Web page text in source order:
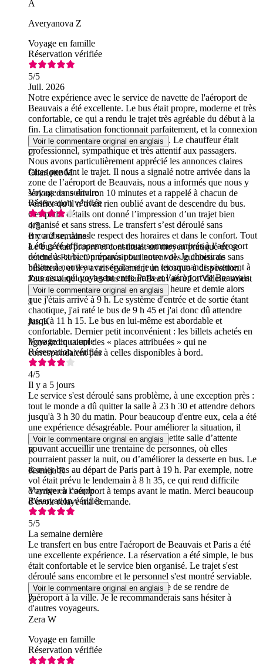
A
Averyanova Z
Voyage en famille
Réservation vérifiée
5/5
Juil. 2026
Notre expérience avec le service de navette de l'aéroport de
Beauvais a été excellente. Le bus était propre, moderne et très
confortable, ce qui a rendu le trajet très agréable du début à la
fin. La climatisation fonctionnait parfaitement, et la connexion
Wi-Fi gratuite à bord était un vrai plus. Le chauffeur était
professionnel, sympathique et très attentif aux passagers.
Nous avons particulièrement apprécié les annonces claires
faites pendant le trajet. Il nous a signalé notre arrivée dans la
zone de l’aéroport de Beauvais, nous a informés que nous y
serions dans environ 10 minutes et a rappelé à chacun de
vérifier qu’il n’avait rien oublié avant de descendre du bus.
Ces petits détails ont donné l’impression d’un trajet bien
organisé et sans stress. Le transfert s’est déroulé sans
encombre, dans le respect des horaires et dans le confort. Tout
a été géré efficacement, et nous sommes arrivés à l’aéroport
détendus et bien préparés pour notre vol. Je choisirais sans
hésiter à nouveau ce service et je le recommande vivement à
tous ceux qui voyagent entre Paris et l’aéroport de Beauvais.
Voir le commentaire original en anglais
C
Charlotte M
Voyage en solitaire
Réservation vérifiée
4/5
Il y a 2 semaines
Le bus était propre et constituait un moyen pratique de se
rendre à Paris. On trouvait facilement des guichets de
billetterie, et il y avait également un kiosque à disposition.
J'aurais aimé que les bus reliant Beauvais à La Villette soient
plus fréquents, car j'ai dû attendre une heure et demie alors
que j'étais arrivé à 9 h. Le système d'entrée et de sortie étant
chaotique, j'ai raté le bus de 9 h 45 et j'ai donc dû attendre
jusqu'à 11 h 15. Le bus en lui-même est abordable et
confortable. Dernier petit inconvénient : les billets achetés en
ligne indiquaient des « places attribuées » qui ne
correspondaient pas à celles disponibles à bord.
Voir le commentaire original en anglais
J
Jan K
Voyage en couple
Réservation vérifiée
4/5
Il y a 5 jours
Le service s'est déroulé sans problème, à une exception près :
tout le monde a dû quitter la salle à 23 h 30 et attendre dehors
jusqu'à 3 h 30 du matin. Pour beaucoup d'entre eux, cela a été
une expérience désagréable. Pour améliorer la situation, il
serait peut-être utile d’aménager une petite salle d’attente
pouvant accueillir une trentaine de personnes, où elles
pourraient passer la nuit, ou d’améliorer la desserte en bus. Le
dernier bus au départ de Paris part à 19 h. Par exemple, notre
vol était prévu le lendemain à 8 h 35, ce qui rend difficile
d’arriver à l’aéroport à temps avant le matin. Merci beaucoup
d’avoir relayé ma demande.
Voir le commentaire original en anglais
K
Ksenija R
Voyage en couple
Réservation vérifiée
5/5
La semaine dernière
Le transfert en bus entre l'aéroport de Beauvais et Paris a été
une excellente expérience. La réservation a été simple, le bus
était confortable et le service bien organisé. Le trajet s'est
déroulé sans encombre et le personnel s'est montré serviable.
C'était un moyen pratique et abordable de se rendre de
l'aéroport à la ville. Je le recommanderais sans hésiter à
d'autres voyageurs.
Voir le commentaire original en anglais
Z
Zera W
Voyage en famille
Réservation vérifiée